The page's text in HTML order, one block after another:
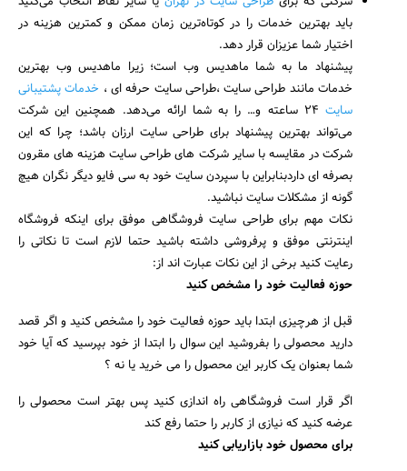
جستجو
باید بهترین خدمات را در کوتاه‌ترین زمان ممکن و کمترین هزینه در
اختیار شما عزیزان قرار دهد.
پیشنهاد ما به شما ماهدیس وب است؛ زیرا ماهدیس وب بهترین
خدمات مانند طراحی سایت ،طراحی سایت حرفه ای ، خدمات پشتیبانی
سایت
24 ساعته و… را به شما ارائه می‌دهد. همچنین این شرکت
می‌تواند بهترین پیشنهاد برای طراحی سایت ارزان باشد؛ چرا که این
شرکت در مقایسه با سایر شرکت های طراحی سایت هزینه های مقرون
بصرفه ای داردبنابراین با سپردن سایت خود به سی فایو دیگر نگران هیچ
گونه از مشکلات سایت نباشید.
نکات مهم برای طراحی سایت فروشگاهی موفق برای اینکه فروشگاه
اینترنتی موفق و پرفروشی داشته باشید حتما لازم است تا نکاتی را
رعایت کنید برخی از این نکات عبارت اند از:
حوزه فعالیت خود را مشخص کنید
قبل از هرچیزی ابتدا باید حوزه فعالیت خود را مشخص کنید و اگر قصد
دارید محصولی را بفروشید این سوال را ابتدا از خود بپرسید که آیا خود
شما بعنوان یک کاربر این محصول را می خرید یا نه ؟
اگر قرار است فروشگاهی راه اندازی کنید پس بهتر است محصولی را
عرضه کنید که نیازی از کاربر را حتما رفع کند
برای محصول خود بازاریابی کنید